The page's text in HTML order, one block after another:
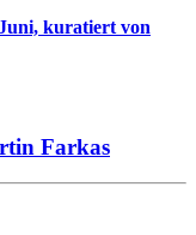
kuratiert von
Farkas